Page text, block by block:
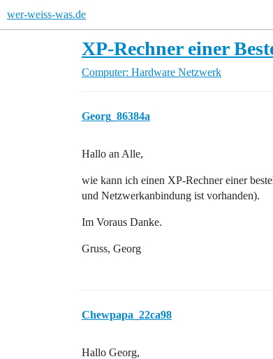
wer-weiss-was.de
XP-Rechner einer
Computer: Hardware Netzwerk
Georg_86384a
Hallo an Alle,
wie kann ich einen XP-Rechner einer
und Netzwerkanbindung ist vorhanden).
Im Voraus Danke.
Gruss, Georg
Chewpapa_22ca98
Hallo Georg,